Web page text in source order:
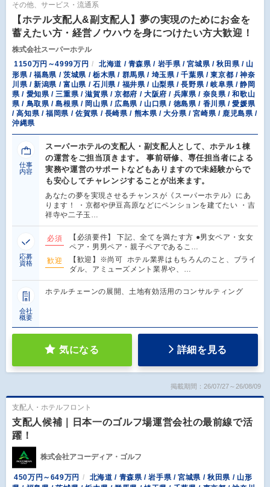
その他、サービス・流通系
【ホテル支配人&副支配人】夢の実現のためにお金を
蓄えたい方・経営ノウハウを身につけたい方大歓迎！
株式会社スーパーホテル
1150万円～4999万円
北海道 / 青森県 / 岩手県 / 宮城県 / 秋田県 / 山
形県 / 福島県 / 茨城県 / 栃木県 / 群馬県 / 埼玉県 / 千葉県 / 東京都 / 神奈
川県 / 新潟県 / 富山県 / 石川県 / 福井県 / 山梨県 / 長野県 / 岐阜県 / 静岡
県 / 愛知県 / 三重県 / 滋賀県 / 京都府 / 大阪府 / 兵庫県 / 奈良県 / 和歌山
県 / 鳥取県 / 島根県 / 岡山県 / 広島県 / 山口県 / 徳島県 / 香川県 / 愛媛県
/ 高知県 / 福岡県 / 佐賀県 / 長崎県 / 熊本県 / 大分県 / 宮崎県 / 鹿児島県 /
沖縄県
仕事
内容
スーパーホテルの支配人・副支配人として、ホテル１棟
の運営をご担当頂きます。 事前研修、専任担当者による
実務や運営のサポートなどもありますので未経験からで
も安心してチャレンジすることが出来ます。
あなたの夢を実現させるチャンスが《スーパーホテル》にあ
ります！ ・京都や伊豆高原などにペンションを建てたい ・吉
祥寺や二子玉…
応募
資格
必須
【必須要件】 下記、全てを満たす方 ●男女ペア・女女
ペア・男男ペア・親子ペアであるこ…
歓迎
【歓迎】※尚可 ホテル業界はもちろんのこと、ブライ
ダル、アミューズメント業界や、…
会社
概要
ホテルチェーンの展開、土地有効活用のコンサルティング
気になる 詳細を見る
掲載期間：26/07/27～26/08/09
支配人・ホテルフロント
支配人候補｜日本一のゴルフ場運営会社の最前線で活
躍！
株式会社アコーディア・ゴルフ
450万円～649万円
北海道 / 青森県 / 岩手県 / 宮城県 / 秋田県 / 山形